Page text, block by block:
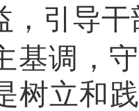
，引导
基调，
树立和